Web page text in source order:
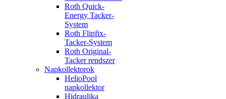
Roth Quick-
Energy Tacker-
System
Roth Flipfix-
Tacker-System
Roth Original-
Tacker rendszer
Napkollektorok
HelioPool
napkollektor
Hidraulika